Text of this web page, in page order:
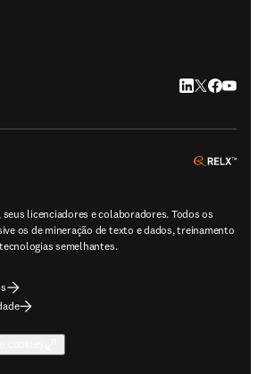
LinkedIn abre
Twitter
licenciadores e colaboradores. Todos os
os de mineração de texto e dados, treinamento
semelhantes.